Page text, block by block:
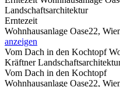
Landschaftsarchitektur
Erntezeit
Wohnhausanlage Oase22,
anzeigen
Vom Dach in den Kochtopf
Kräftner
Vom Dach in den Kochtopf
Wohnhausanlage Oase22,